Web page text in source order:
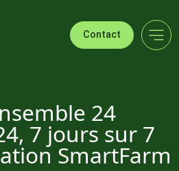
Contact
24
7 jours sur 7
SmartFarm